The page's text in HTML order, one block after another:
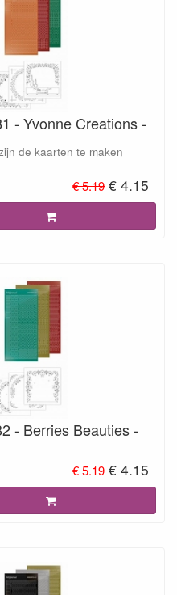
- Yvonne Creations -
de kaarten te maken
€ 5.19 € 4.15
- Berries Beauties -
€ 5.19 € 4.15